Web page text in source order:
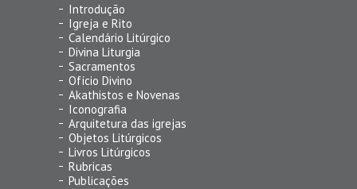
Introdução
Igreja e Rito
Calendário Litúrgico
Divina Liturgia
Sacramentos
Ofício Divino
Akathistos e Novenas
Iconografia
Arquitetura das igrejas
Objetos Litúrgicos
Livros Litúrgicos
Rubricas
Publicações